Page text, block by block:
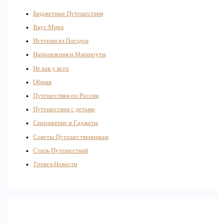
Бюджетные Путешествия
Вкус Мира
Истории из Поездок
Направления и Маршруты
Не как у всех
Общая
Путешествия по России
Путешествия с детьми
Снаряжение и Гаджеты
Советы Путешественникам
Стиль Путешествий
Тревел-Новости